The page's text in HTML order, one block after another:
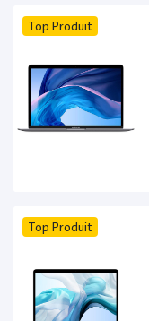
Top Produit
Top Produit